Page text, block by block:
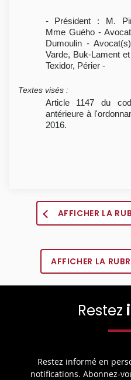
- Président : M.
Mme Guého -
Dumoulin -
Varde, Buk-Lament
Texidor, Périer -
Textes visés :
Article 1147 du
antérieure à
2016.
AFFICHER LA
AFFICHER LA
Restez
Restez informé en
notifications. Abonnez-